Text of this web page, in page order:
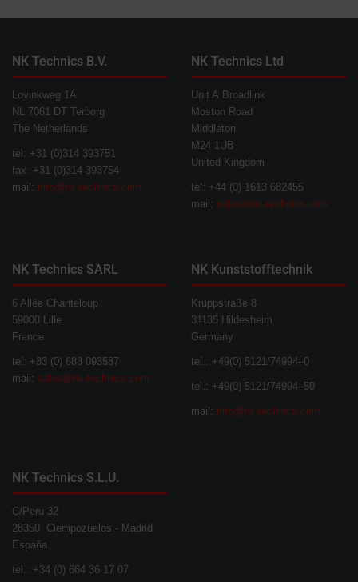
NK Technics B.V.
Lovinkweg 1A
NL 7061 DT Terborg
The Netherlands
tel: +31 (0)314 393751
fax: +31 (0)314 393754
mail: info@nk-technics.com
NK Technics Ltd
Unit A Broadlink
Moston Road
Middleton
M24 1UB
United Kingdom
tel: +44 (0) 1613 682455
mail: sales@nk-technics.com
NK Technics SARL
6 Allée Chanteloup
59000 Lille
France
tel: +33 (0) 688 093587
mail: sales@nk-technics.com
NK Kunststofftechnik
Kruppstraße 8
31135 Hildesheim
Germany
tel.: +49(0) 5121/74994–0
tel.: +49(0) 5121/74994–50
mail: info@nk-technics.com
NK Technics S.L.U.
C/Peru 32
28350 Ciempozuelos - Madrid
España
tel.: +34 (0) 664 36 17 07